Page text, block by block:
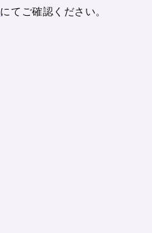
にてご確認ください。